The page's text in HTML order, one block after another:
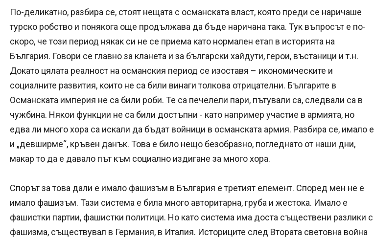
По-деликатно, разбира се, стоят нещата с османската власт, която преди се наричаше
турско робство и понякога още продължава да бъде наричана така. Тук въпросът е по-
скоро, че този период някак си не се приема като нормален етап в историята на
България. Говори се главно за кланета и за български хайдути, герои, въстаници и т.н.
Докато цялата реалност на османския период се изоставя – икономическите и
социалните развития, които не са били винаги толкова отрицателни. Българите в
Османската империя не са били роби. Те са печелели пари, пътували са, следвали са в
чужбина. Някои функции не са били достъпни - като например участие в армията, но
едва ли много хора са искали да бъдат войници в османската армия. Разбира се, имало е
и „девширме“, кръвен данък. Това е било нещо безобразно, погледнато от наши дни,
макар то да е давало път към социално издигане за много хора.
Спорът за това дали е имало фашизъм в България е третият елемент. Според мен не е
имало фашизъм. Тази система е била много авторитарна, груба и жестока. Имало е
фашистки партии, фашистки политици. Но като система има доста съществени разлики с
фашизма, съществувал в Германия, в Италия. Историците след Втората световна война